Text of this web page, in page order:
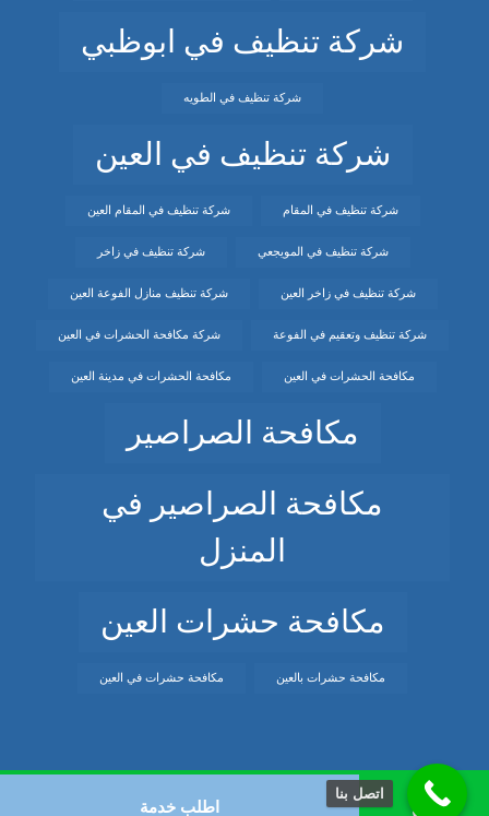
شركة تنظيف في ابوظبي
شركة تنظيف في الطويه
شركة تنظيف في العين
شركة تنظيف في المقام شركة تنظيف في المقام العين
شركة تنظيف في المويجعي شركة تنظيف في زاخر
شركة تنظيف في زاخر العين شركة تنظيف منازل الفوعة العين
شركة تنظيف وتعقيم في الفوعة شركة مكافحة الحشرات في العين
مكافحة الحشرات في العين مكافحة الحشرات في مدينة العين
مكافحة الصراصير
مكافحة الصراصير في
المنزل
مكافحة حشرات العين
مكافحة حشرات بالعين مكافحة حشرات في العين
© حقوق النشر 2026. كل الحقوق محفوظة. اطلب خدمة
اتصل بنا